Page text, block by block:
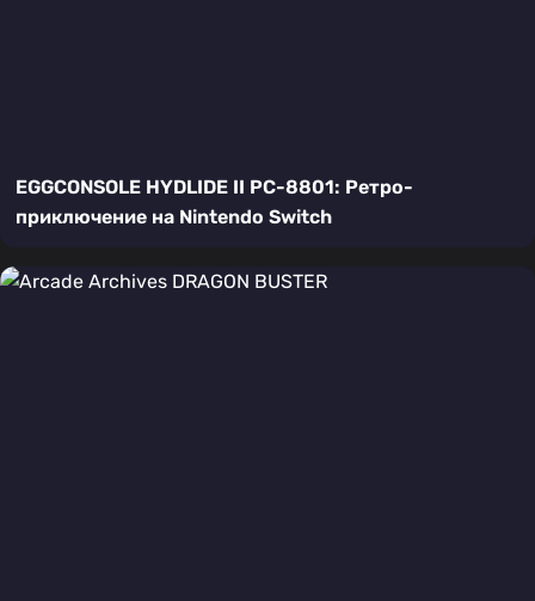
EGGCONSOLE HYDLIDE II PC-8801: Ретро-
приключение на Nintendo Switch